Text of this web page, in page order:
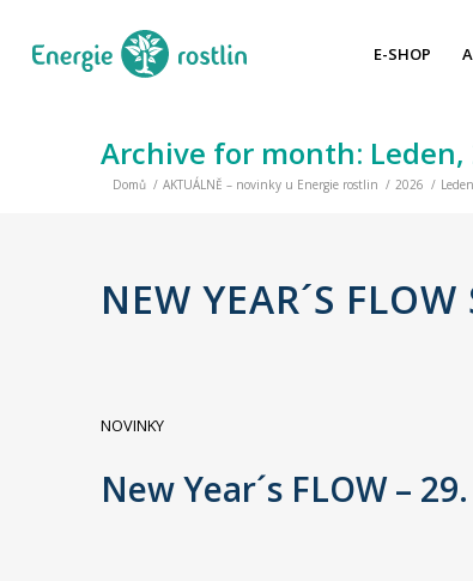
E-SHOP
Archive for month: Leden,
Domů / AKTUÁLNĚ – novinky u Energie rostlin / 2026 / Leden
NEW YEAR´S
NOVINKY
New Year´s FLOW –